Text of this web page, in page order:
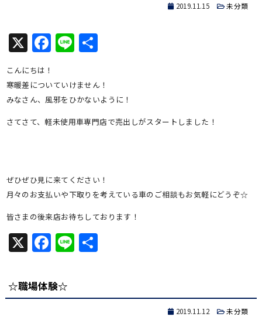
2019.11.15 未分類
X Facebook
Line共
こんにちは！
寒暖差についていけません！
みなさん、風邪をひかないように！
さてさて、軽未使用車専門店で売出しがスタートしました！
ぜひぜひ見に来てください！
月々のお支払いや下取りを考えている車のご相談もお気軽にどうぞ☆
皆さまの後来店お待ちしております！
X Facebook
Line共
☆職場体験☆
2019.11.12 未分類